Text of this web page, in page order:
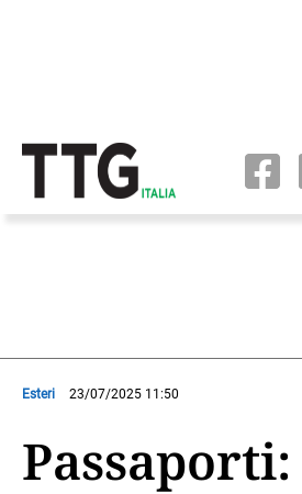
Esteri 23/07/2025 11:50